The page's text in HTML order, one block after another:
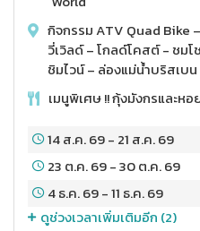
กิจกรรม ATV Quad Bike
วี่เวิลด์ – โกลด์โคสต์ - ชม
ชิมไวน์ – ล่องแม่น้ำบริสเบน
เมนูพิเศษ !! กุ้งมังกรและหอ
14 ส.ค. 69- 21 ส.ค. 69
23 ต.ค. 69-30 ต.ค. 69
4 ธ.ค. 69-11 ธ.ค. 69
ดูช่วงเวลาเพิ่มเติมอีก (2)